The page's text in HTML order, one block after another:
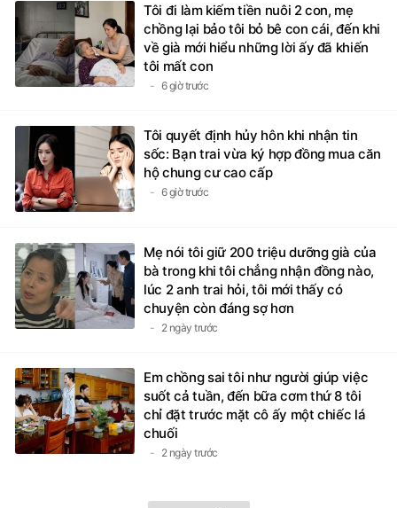
Tôi đi làm kiếm tiền nuôi 2 con, mẹ
chồng lại bảo tôi bỏ bê con cái, đến khi
về già mới hiểu những lời ấy đã khiến
tôi mất con
6 giờ trước
Tôi quyết định hủy hôn khi nhận tin
sốc: Bạn trai vừa ký hợp đồng mua căn
hộ chung cư cao cấp
6 giờ trước
Mẹ nói tôi giữ 200 triệu dưỡng già của
bà trong khi tôi chẳng nhận đồng nào,
lúc 2 anh trai hỏi, tôi mới thấy có
chuyện còn đáng sợ hơn
2 ngày trước
Em chồng sai tôi như người giúp việc
suốt cả tuần, đến bữa cơm thứ 8 tôi
chỉ đặt trước mặt cô ấy một chiếc lá
chuối
2 ngày trước